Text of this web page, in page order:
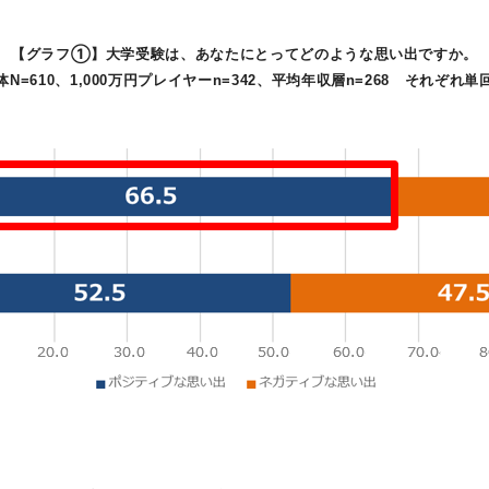
【グラフ①】大学受験は、あなたにとってどのような思い出ですか。
N=610、1,000万円プレイヤーn=342、平均年収層n=268 それぞれ単